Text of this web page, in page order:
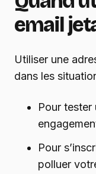
email
Utiliser une
dans les
Pour tester
Pour
polluer